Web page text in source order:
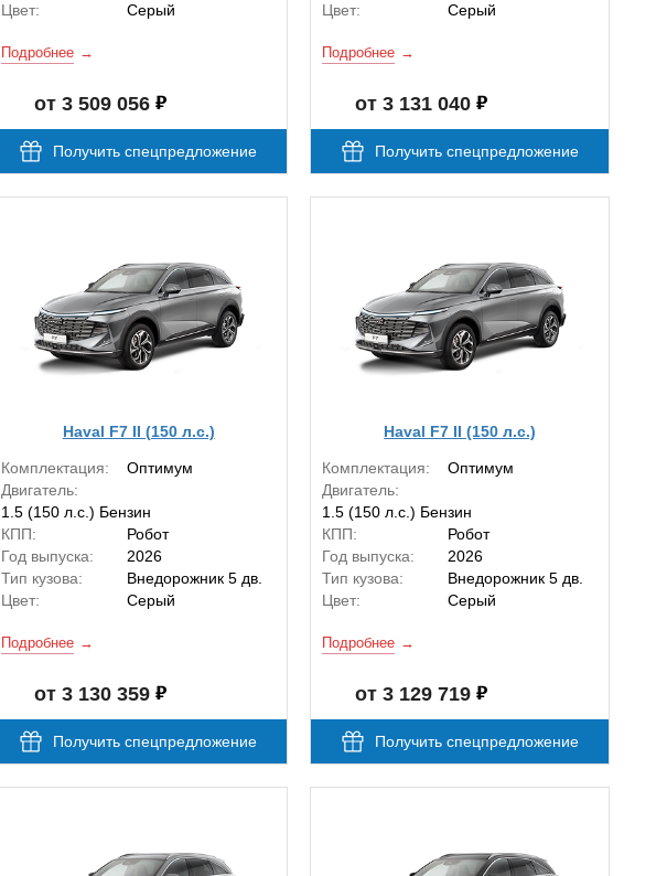
Цвет:
Серый
Подробнее
от 3 509 056
Получить спецпредложение
Цвет:
Серый
Подробнее
от 3 131 040
Получить спецпредложение
Haval F7 II (150 л.с.)
Комплектация:
Оптимум
Двигатель:
1.5 (150 л.с.) Бензин
КПП:
Робот
Год выпуска:
2026
Тип кузова:
Внедорожник 5 дв.
Цвет:
Серый
Подробнее
от 3 130 359
Получить спецпредложение
Haval F7 II (150 л.с.)
Комплектация:
Оптимум
Двигатель:
1.5 (150 л.с.) Бензин
КПП:
Робот
Год выпуска:
2026
Тип кузова:
Внедорожник 5 дв.
Цвет:
Серый
Подробнее
от 3 129 719
Получить спецпредложение